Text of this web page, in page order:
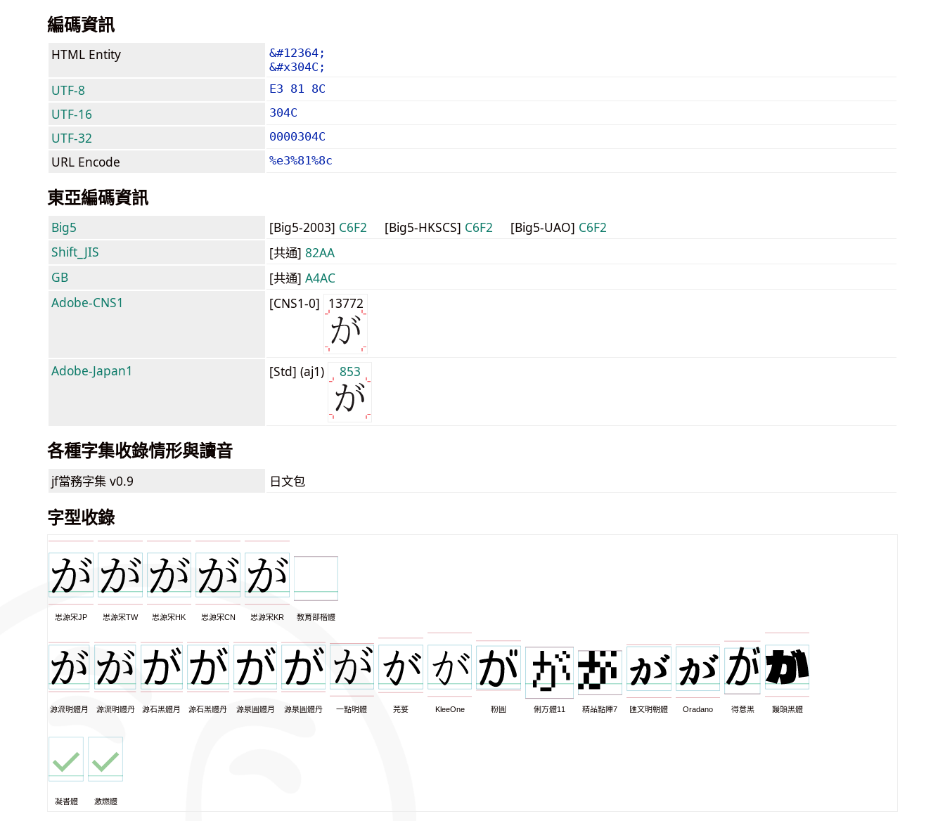
編碼資訊
HTML Entity
&#12364;
&#x304C;
UTF-8 E3 81 8C
UTF-16 304C
UTF-32 0000304C
URL Encode %e3%81%8c
東亞編碼資訊
Big5 [Big5-2003] C6F2 [Big5-HKSCS] C6F2 [Big5-UAO] C6F2
Shift_JIS
[共通] 82AA
GB
[共通] A4AC
Adobe-CNS1
[CNS1-0] 13772
Adobe-Japan1 [Std] (aj1) 853
各種字集收錄情形與讀音
jf當務字集 v0.9 日文包
字型收錄
思源宋JP 思源宋TW 思源宋HK 思源宋CN 思源宋KR 教育部楷體
源流明體月 源流明體丹 源石黑體月 源石黑體丹 源泉圓體月 源泉圓體丹 一點明體 芫荽 KleeOne 粉圓 俐方體11 精品點陣7 匯文明朝體 Oradano 得意黑 饅頭黑體
凝書體 激燃體